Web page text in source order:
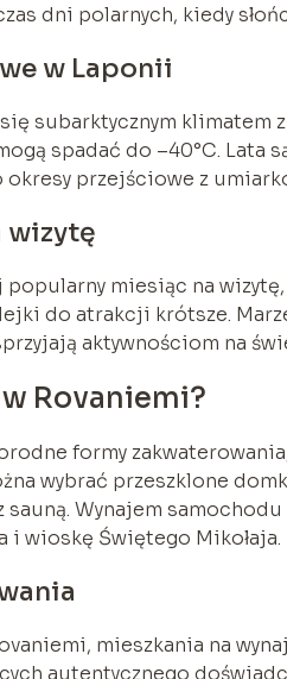
dni polarnych, kiedy
w Laponii
subarktycznym klimatem
spadać do –40°C.
okresy przejściowe z
wizytę
miesiąc na
do atrakcji krótsze.
aktywnościom na
Rovaniemi?
formy
wybrać przeszklone
sauną. Wynajem
i wioskę Świętego Mikołaja.
mieszkania na
autentycznego